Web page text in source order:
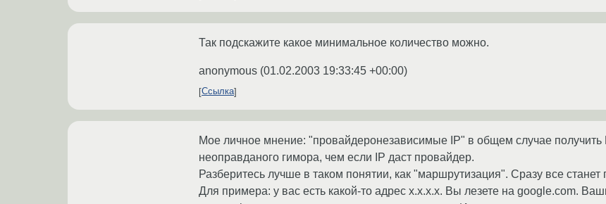
Так подскажите какое минимальное количество можно.
anonymous (01.02.2003 19:33:45 +00:00)
Ссылка
Мое личное мнение: "провайдеронезависимые IP" в общем случае
неоправданого гимора, чем если IP даст провайдер.
Разберитесь лучше в таком понятии, как "маршрутизация". Сразу все станет
Для примера: у вас есть какой-то адрес x.x.x.x. Вы лезете на google.com.